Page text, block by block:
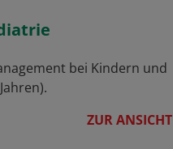
bei Kindern und
ZUR ANSICHT